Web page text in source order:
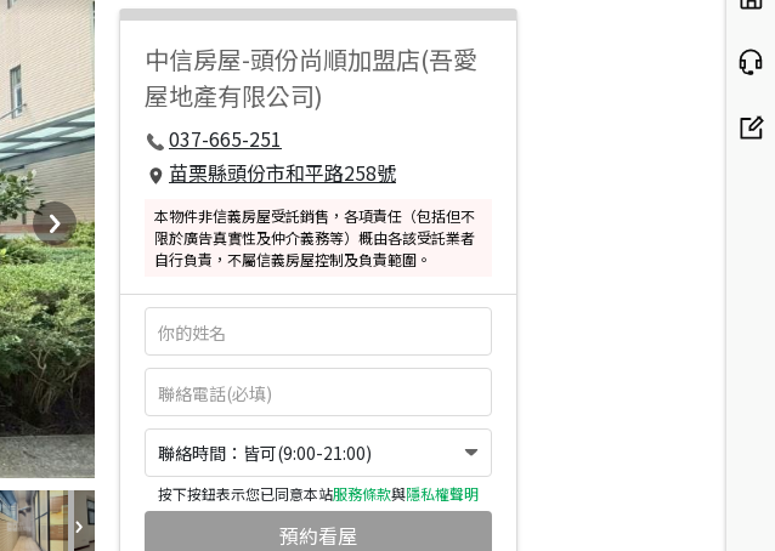
中信房屋-頭份尚順加盟店(吾愛
屋地產有限公司)
037-665-251
苗栗縣頭份市和平路258號
本物件非信義房屋受託銷售，各項責任（包括但不
限於廣告真實性及仲介義務等）概由各該受託業者
自行負責，不屬信義房屋控制及負責範圍。
聯絡時間：皆可(9:00-21:00)
按下按鈕表示您已同意本站服務條款與隱私權聲明
預約看屋